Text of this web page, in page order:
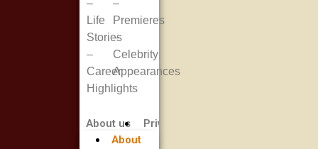
–
Life
Stories
–
Career
Highlights
–
Premieres
–
Celebrity
Appearances
About us Privacy Policy
About